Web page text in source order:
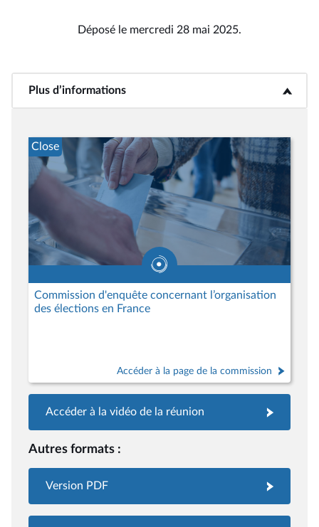
Déposé le mercredi 28 mai 2025.
Plus d’informations<b>Plus d’informations</b>
Commission d'enquête concernant l’organisation
des élections en France
Accéder à la page de la commission
Close
Accéder à la vidéo de la réunion
Autres formats :
Version PDF